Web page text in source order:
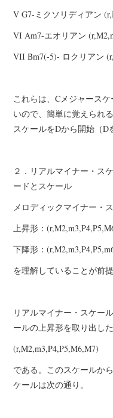
V G7-ミクソリディアン
VI Am7-エオリアン
VII Bm7(-5)- ロクリアン
これらは、Cメジャース
いので、簡単に覚えられ
スケールをDから開始（D
２．リアルマイナー・ス
ードとスケール
メロディックマイナー・
上昇形：
下降形：
を理解していることが前提
リアルマイナー・スケー
ールの上昇形を取り出し
(r,M2,m3,P4,P5,M6,M7)
である。このスケールか
ケールは次の通り。